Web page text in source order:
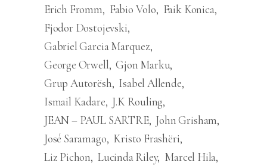
Erich Fromm
Fabio Volo
Faik Konica
Fjodor Dostojevski
Gabriel Garcia Marquez
George Orwell Gjon Marku
Grup Autorësh Isabel Allende
Ismail Kadare J.K Rouling
JEAN – PAUL SARTRE John Grisham
José Saramago Kristo Frashëri
Liz Pichon Lucinda Riley Marcel Hila